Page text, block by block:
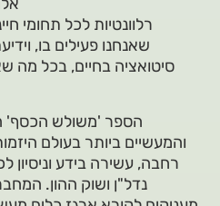
רלוונטיות לכל תחומי
שאנחנו פעילים בו,
סיטואציה בחיים, בכל מה
הספר 'משולש הכסף'
והמעשיים ביותר בעולם
רחבה, עשירה בידע וניסיון
נדל"ן ושוק ההון.